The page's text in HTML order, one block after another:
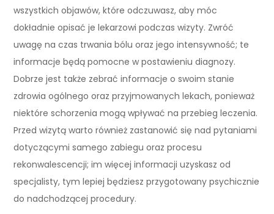
wszystkich objawów, które odczuwasz, aby móc
dokładnie opisać je lekarzowi podczas wizyty. Zwróć
uwagę na czas trwania bólu oraz jego intensywność; te
informacje będą pomocne w postawieniu diagnozy.
Dobrze jest także zebrać informacje o swoim stanie
zdrowia ogólnego oraz przyjmowanych lekach, ponieważ
niektóre schorzenia mogą wpływać na przebieg leczenia.
Przed wizytą warto również zastanowić się nad pytaniami
dotyczącymi samego zabiegu oraz procesu
rekonwalescencji; im więcej informacji uzyskasz od
specjalisty, tym lepiej będziesz przygotowany psychicznie
do nadchodzącej procedury.